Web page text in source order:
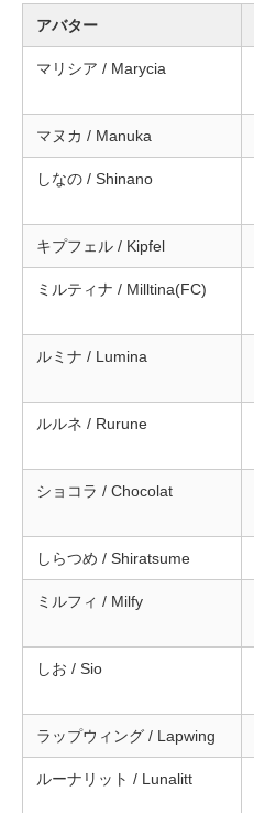
アバター
マリシア / Marycia
マヌカ / Manuka
しなの / Shinano
キプフェル / Kipfel
ミルティナ / Milltina(FC)
ルミナ / Lumina
ルルネ / Rurune
ショコラ / Chocolat
しらつめ / Shiratsume
ミルフィ / Milfy
しお / Sio
ラップウィング / Lapwing
ルーナリット / Lunalitt